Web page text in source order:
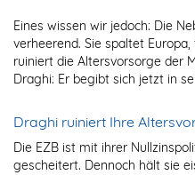
Eines wissen wir jedoch: Die
verheerend. Sie spaltet
ruiniert die Altersvorsorge der
Draghi: Er begibt sich jetzt in
Draghi ruiniert Ihre
Die EZB ist mit ihrer
gescheitert. Dennoch hält sie